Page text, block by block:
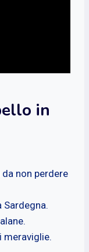
in
non perdere
meraviglie.